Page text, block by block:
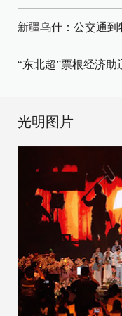
新疆乌什：公交通到
“东北超”票根经济
光明图片